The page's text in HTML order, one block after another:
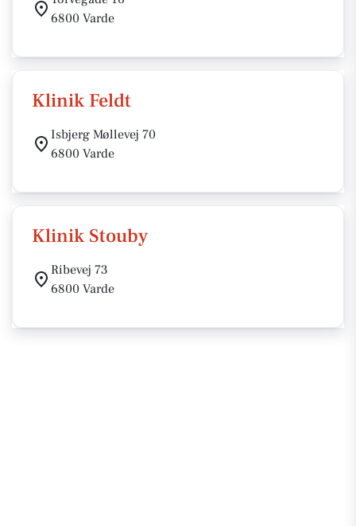
6800 Varde
Klinik Feldt
Isbjerg Møllevej 70
6800 Varde
Klinik Stouby
Ribevej 73
6800 Varde